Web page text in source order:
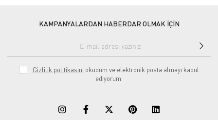
KAMPANYALARDAN HABERDAR OLMAK İÇİN
Gizlilik politikasını okudum ve elektronik posta almayı kabul
ediyorum.